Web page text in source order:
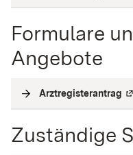
Formulare
Angebote
Arztregisterantrag
Zuständige